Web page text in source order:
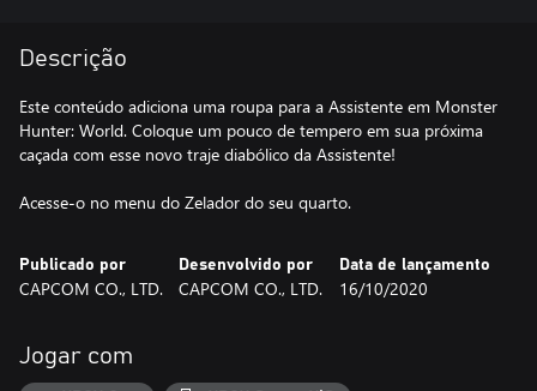
Descrição
Este conteúdo adiciona uma roupa para a Assistente em Monster
Hunter: World. Coloque um pouco de tempero em sua próxima
caçada com esse novo traje diabólico da Assistente!
Acesse-o no menu do Zelador do seu quarto.
Publicado por
CAPCOM CO., LTD.
Desenvolvido por
CAPCOM CO., LTD.
Data de lançamento
16/10/2020
Jogar com